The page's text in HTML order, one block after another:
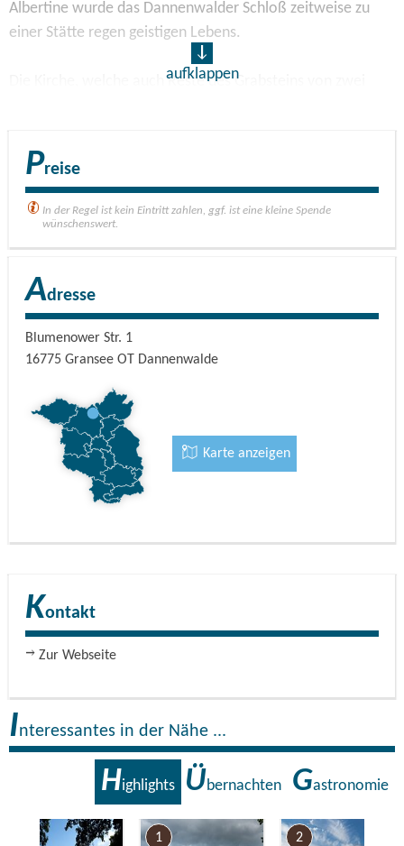
Albertine wurde das Dannenwalder Schloß zeitweise zu
einer Stätte regen geistigen Lebens.
Die Kirche, welche auch Reste des Grabsteins von zwei
Danach verfiel sie und wurde geplündert aber dank des
Engagements des Kirchenältesten vor der Zerstörung
bewahrt.
1994 entstand der Dannenwalder Förderkeis Kultur und
Kirche am Weg e.V., um die Kirche zu neuem Leben zu
erwecken.
Dank des großen – auch finanziellen – Engagements der
Landes, der Landeskirche und der Deutschen Stiftung
Denkmalschutz konnte das Außenbild der Kirche 1998 in
alter Schönheit wieder hergestellt werden.
Eine Restaurierung des bislang nur sanierten Innenraumes
Konzerte, Lesungen und Gottesdienste statt.
aufklappen
Preise
In der Regel ist kein Eintritt zahlen, ggf. ist eine kleine Spende
wünschenswert.
Adresse
Blumenower Str. 1
16775 Gransee OT Dannenwalde
Karte anzeigen
Kontakt
Zur Webseite
Interessantes in der Nähe ...
Highlights Übernachten Gastronomie
1 2